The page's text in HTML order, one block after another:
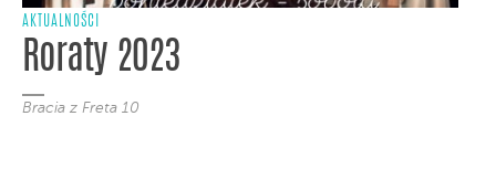
AKTUALNOŚCI
Roraty 2023
Bracia z Freta 10